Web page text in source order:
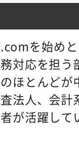
を始め
対応を担
ほとんど
法人、会
が活躍して